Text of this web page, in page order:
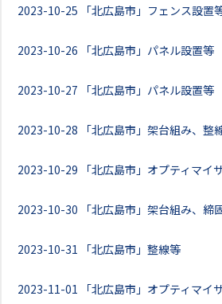
2023-10-25 「北広島市」フェンス設置
2023-10-26 「北広島市」パネル設置等
2023-10-27 「北広島市」パネル設置等
2023-10-28 「北広島市」架台組み、整
2023-10-29 「北広島市」オプティマイ
2023-10-30 「北広島市」架台組み、締
2023-10-31 「北広島市」整線等
2023-11-01 「北広島市」オプティマイ